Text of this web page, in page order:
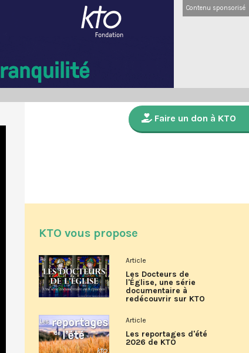
Contenu sponsorisé
Faire un don à KTO
KTO vous propose
Article
Les Docteurs de
l'Église, une série
documentaire à
redécouvrir sur KTO
Article
Les reportages d'été
2026 de KTO